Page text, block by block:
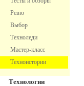
Ревю
Выбор
Техноледи
Мастер-класс
Техноистории
Технологии